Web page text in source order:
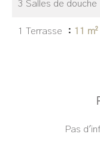
3 Salles de douche
1 Terrasse 11 m²
Pas